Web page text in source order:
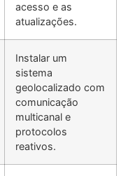
acesso e as
atualizações.
Instalar um
sistema
geolocalizado com
comunicação
multicanal e
protocolos
reativos.